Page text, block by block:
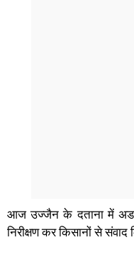
आज उज्जैन के दताना में
निरीक्षण कर किसानों से